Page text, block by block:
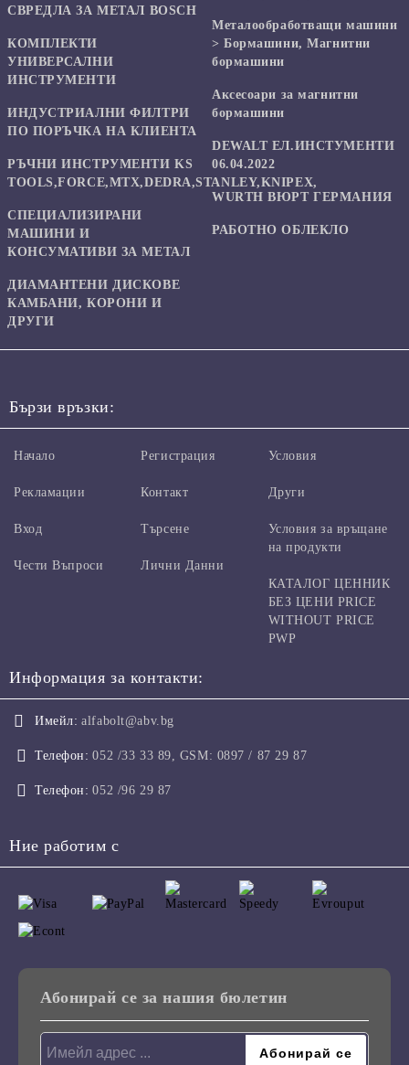
СВРЕДЛА ЗА МЕТАЛ BOSCH
КОМПЛЕКТИ
УНИВЕРСАЛНИ
ИНСТРУМЕНТИ
ИНДУСТРИАЛНИ ФИЛТРИ
ПО ПОРЪЧКА НА КЛИЕНТА
РЪЧНИ ИНСТРУМЕНТИ KS
TOOLS,FORCE,MTX,DEDRA,STANLEY,KNIPEX,
СПЕЦИАЛИЗИРАНИ
МАШИНИ И
КОНСУМАТИВИ ЗА МЕТАЛ
ДИАМАНТЕНИ ДИСКОВЕ
КАМБАНИ, КОРОНИ И
ДРУГИ
Mеталообработващи машини
> Бормашини, Магнитни
бормашини
Аксесоари за магнитни
бормашини
DEWALT ЕЛ.ИНСТУМЕНТИ
06.04.2022
WURTH ВЮРТ ГЕРМАНИЯ
РАБОТНО ОБЛЕКЛО
Бързи връзки:
Начало
Рекламации
Вход
Чести Въпроси
Регистрация
Контакт
Търсене
Лични Данни
Условия
Други
Условия за връщане
на продукти
КАТАЛОГ ЦЕННИК
БЕЗ ЦЕНИ PRICE
WITHOUT PRICE
PWP
Информация за контакти:
Имейл: alfabolt@abv.bg
Телефон: 052 /33 33 89, GSM: 0897 / 87 29 87
Телефон: 052 /96 29 87
Ние работим с
Абонирай се за нашия бюлетин